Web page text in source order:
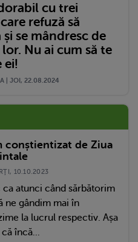
cu trei
refuză să
se mândresc de
lor. Nu ai cum să te
ei!
| JOI, 22.08.2024
conștientizat de Ziua
10.10.2023
ca atunci când sărbătorim
ne gândim mai în
la lucrul respectiv. Așa
încă...